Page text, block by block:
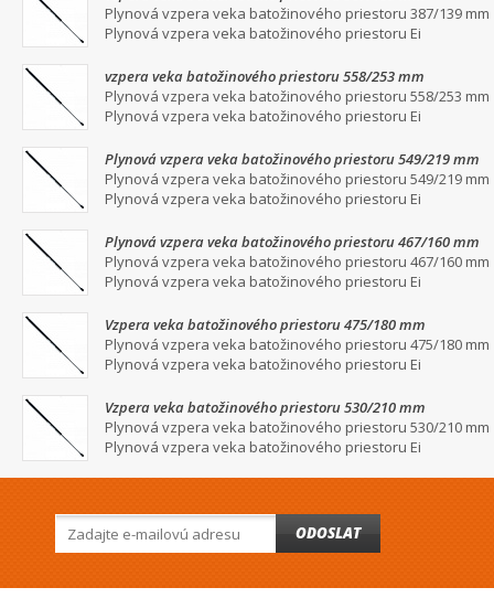
Plynová vzpera veka batožinového priestoru 387/139 mm
Plynová vzpera veka batožinového priestoru Ei
vzpera veka batožinového priestoru 558/253 mm
Plynová vzpera veka batožinového priestoru 558/253 mm
Plynová vzpera veka batožinového priestoru Ei
Plynová vzpera veka batožinového priestoru 549/219 mm
Plynová vzpera veka batožinového priestoru 549/219 mm
Plynová vzpera veka batožinového priestoru Ei
Plynová vzpera veka batožinového priestoru 467/160 mm
Plynová vzpera veka batožinového priestoru 467/160 mm
Plynová vzpera veka batožinového priestoru Ei
Vzpera veka batožinového priestoru 475/180 mm
Plynová vzpera veka batožinového priestoru 475/180 mm
Plynová vzpera veka batožinového priestoru Ei
Vzpera veka batožinového priestoru 530/210 mm
Plynová vzpera veka batožinového priestoru 530/210 mm
Plynová vzpera veka batožinového priestoru Ei
ODOSLAT